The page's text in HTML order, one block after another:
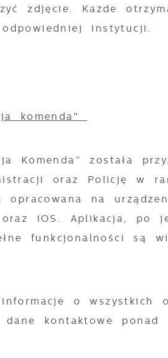
zdjęcie. Każde
instytucji.
komenda"
Komenda” została
oraz Policję w
opracowana na
oraz iOS. Aplikacja, po
funkcjonalności są
o wszystkich
kontaktowe